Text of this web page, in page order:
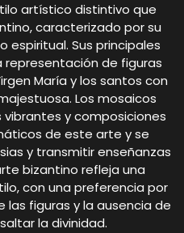
artístico distintivo que
caracterizado por su
espiritual. Sus principales
de figuras
María y los santos con
Los mosaicos
vibrantes y composiciones
de este arte y se
y transmitir enseñanzas
bizantino refleja una
con una preferencia por
figuras y la ausencia de
la divinidad.